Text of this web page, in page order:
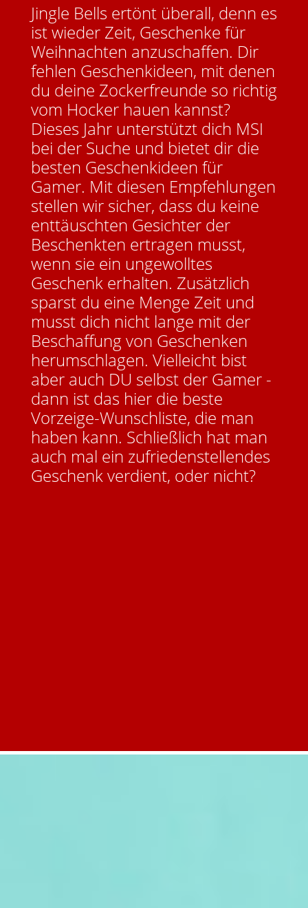
Jingle Bells ertönt überall, denn es
ist wieder Zeit, Geschenke für
Weihnachten anzuschaffen. Dir
fehlen Geschenkideen, mit denen
du deine Zockerfreunde so richtig
vom Hocker hauen kannst?
Dieses Jahr unterstützt dich MSI
bei der Suche und bietet dir die
besten Geschenkideen für
Gamer. Mit diesen Empfehlungen
stellen wir sicher, dass du keine
enttäuschten Gesichter der
Beschenkten ertragen musst,
wenn sie ein ungewolltes
Geschenk erhalten. Zusätzlich
sparst du eine Menge Zeit und
musst dich nicht lange mit der
Beschaffung von Geschenken
herumschlagen. Vielleicht bist
aber auch DU selbst der Gamer -
dann ist das hier die beste
Vorzeige-Wunschliste, die man
haben kann. Schließlich hat man
auch mal ein zufriedenstellendes
Geschenk verdient, oder nicht?